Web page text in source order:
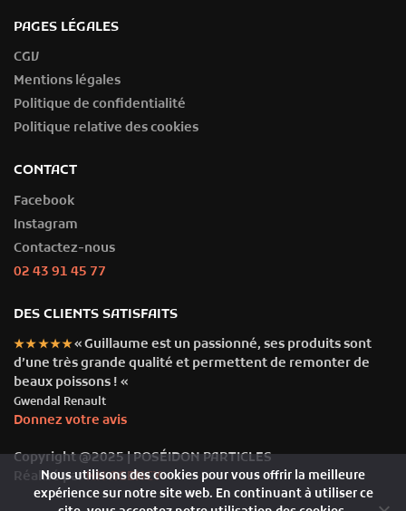
PAGES LÉGALES
CGV
Mentions légales
Politique de confidentialité
Politique relative des cookies
CONTACT
Facebook
Instagram
Contactez-nous
02 43 91 45 77
DES CLIENTS SATISFAITS
★★★★★« Guillaume est un passionné, ses produits sont
d’une très grande qualité et permettent de remonter de
beaux poissons ! «
Gwendal Renault
Donnez votre avis
Copyright @2025 | POSÉIDON PARTICLES
Réalisé parNH AGENCY
Nous utilisons des cookies pour vous offrir la meilleure
expérience sur notre site web. En continuant à utiliser ce